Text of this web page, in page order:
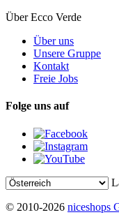
Über Ecco Verde
Über uns
Unsere Gruppe
Kontakt
Freie Jobs
Folge uns auf
© 2010-2026 niceshops